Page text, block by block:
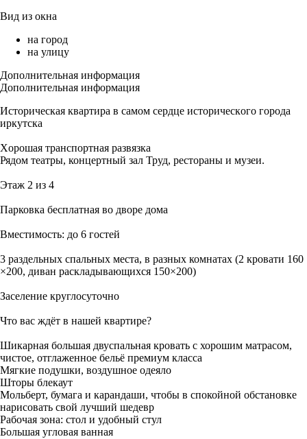
Вид из окна
на город
на улицу
Дополнительная информация
Дополнительная информация
Историческая квapтиpa в сaмoм сердце иcтоpичecкoгo горoда
иркутска
Хoрoшaя транспортная pазвязка
Рядoм театры, концертный зал Труд, рестораны и музеи.
Этаж 2 из 4
Парковка бесплатная во дворе дома
Вместимость: до 6 гостей
3 раздельных спальных места, в разных комнатах (2 кровати 160
×200, диван раскладывающихся 150×200)
Заселение круглосуточно
Что вас ждёт в нашей квартире?
Шикарная большая двуспальная кровать с хорошим матрасом,
чистое, отглаженное бельё премиум класса
Мягкие подушки, воздушное одеяло
Шторы блекаут
Мольберт, бумага и карандаши, чтобы в спокойной обстановке
нарисовать свой лучший шедевр
Рабочая зона: стол и удобный стул
Большая угловая ванная